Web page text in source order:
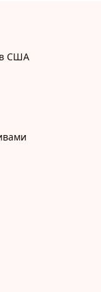
в США